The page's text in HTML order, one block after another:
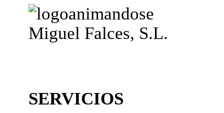
Miguel Falces, S.L.
SERVICIOS